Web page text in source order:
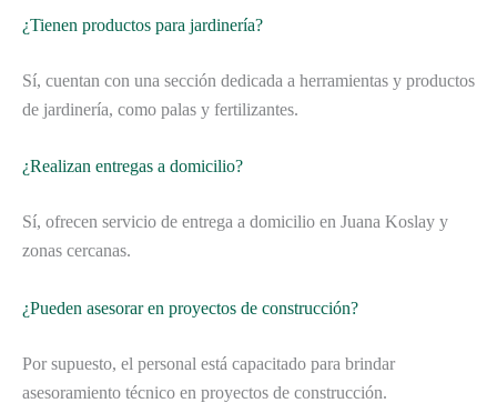
¿Tienen productos para jardinería?
Sí, cuentan con una sección dedicada a herramientas y productos
de jardinería, como palas y fertilizantes.
¿Realizan entregas a domicilio?
Sí, ofrecen servicio de entrega a domicilio en Juana Koslay y
zonas cercanas.
¿Pueden asesorar en proyectos de construcción?
Por supuesto, el personal está capacitado para brindar
asesoramiento técnico en proyectos de construcción.